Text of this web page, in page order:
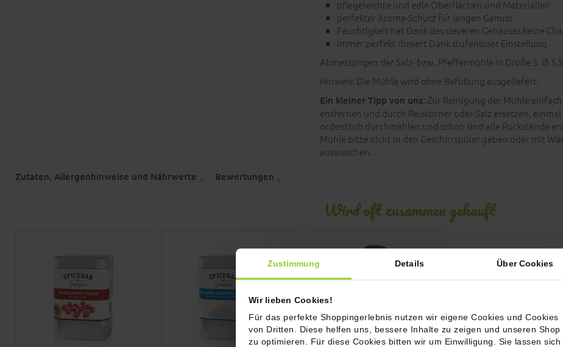
Zustimmung Details Über Cookies
Wir lieben Cookies!
Für das perfekte Shoppingerlebnis nutzen wir eigene Cookies und Cookies
von Dritten. Diese helfen uns, bessere Inhalte zu zeigen und unseren Shop
zu optimieren. Für diese Cookies bitten wir um Einwilligung. Sie lassen sich
pflegeleichte und edle Oberflächen und Materialien
perfekter Aroma-Schutz für langen Genuss
Feuchtigkeit hat Dank des cleveren Gehäuses keine
immer perfekt dosiert Dank stufenloser Einstellung
Abmessungen der Salz- bzw. Pfeffermühle in Größe S: Ø
Hinweis: Die Mühle wird ohne Befüllung ausgeliefert.
Ein kleiner Tipp von uns: Zur Reinigung der Mühle
entfernen und durch Reiskörner oder Salz ersetzen, einmal
ordentlich durchmahlen und schon sind alle Rückstände
Mühle bitte nicht in den Geschirrspüler geben oder mit
auswaschen.
Zutaten, Allergenhinweise und Nährwerte Bewertungen
Wird oft zusammen gekauft